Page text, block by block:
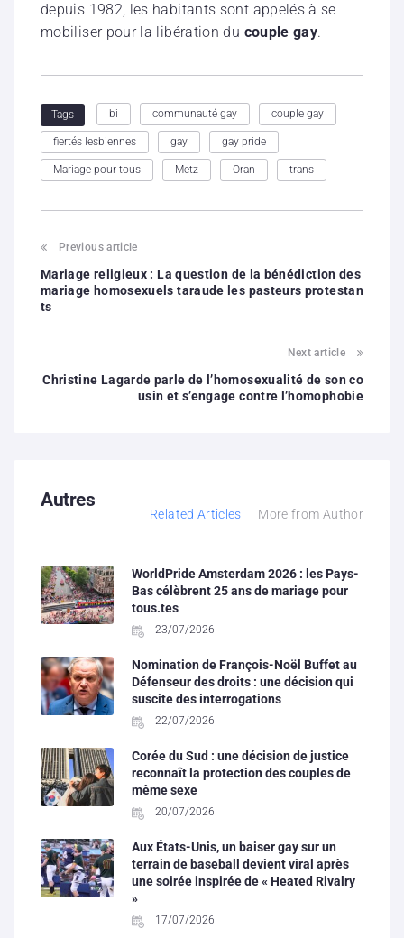
depuis 1982, les habitants sont appelés à se
mobiliser pour la libération du couple gay.
Tags bi communauté gay couple gay
fiertés lesbiennes gay gay pride
Mariage pour tous Metz Oran trans
Previous article
Mariage religieux : La question de la bénédiction des
mariage homosexuels taraude les pasteurs protestan
ts
Next article
Christine Lagarde parle de l’homosexualité de son co
usin et s’engage contre l’homophobie
Autres
Related Articles More from Author
WorldPride Amsterdam 2026 : les Pays-
Bas célèbrent 25 ans de mariage pour
tous.tes
23/07/2026
Nomination de François-Noël Buffet au
Défenseur des droits : une décision qui
suscite des interrogations
22/07/2026
Corée du Sud : une décision de justice
reconnaît la protection des couples de
même sexe
20/07/2026
Aux États-Unis, un baiser gay sur un
terrain de baseball devient viral après
une soirée inspirée de « Heated Rivalry
»
17/07/2026